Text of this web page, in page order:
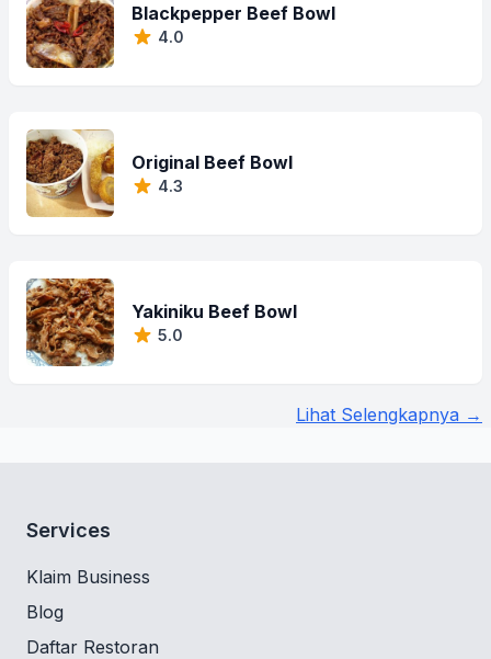
Blackpepper Beef Bowl
4.0
Original Beef Bowl
4.3
Yakiniku Beef Bowl
5.0
Lihat Selengkapnya →
Services
Klaim Business
Blog
Daftar Restoran